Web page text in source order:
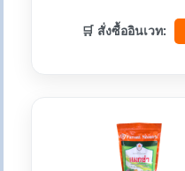
🛒 สั่งซื้ออินเวท: